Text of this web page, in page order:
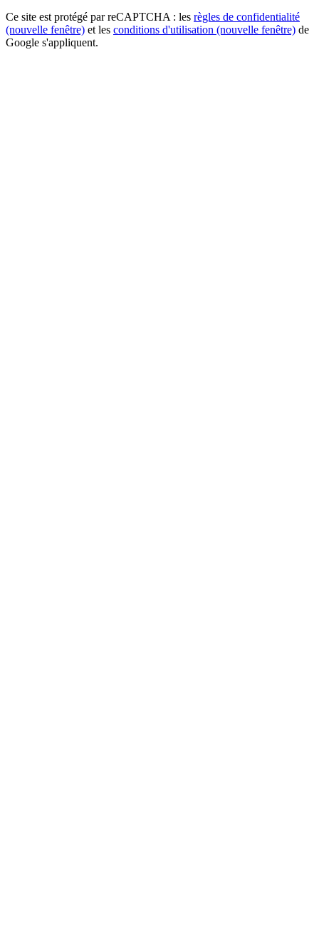
Ce site est protégé par reCAPTCHA : les règles de confidentialité
(nouvelle fenêtre) et les conditions d'utilisation (nouvelle fenêtre) de
Google s'appliquent.